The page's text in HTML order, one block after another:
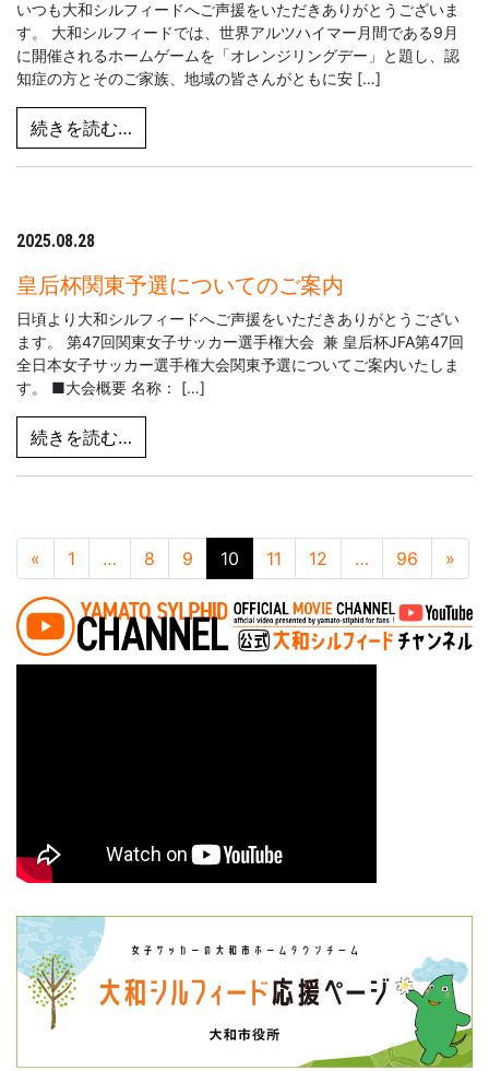
いつも大和シルフィードへご声援をいただきありがとうございま
す。 大和シルフィードでは、世界アルツハイマー月間である9月
に開催されるホームゲームを「オレンジリングデー」と題し、認
知症の方とそのご家族、地域の皆さんがともに安 […]
続きを読む…
2025.08.28
皇后杯関東予選についてのご案内
日頃より大和シルフィードへご声援をいただきありがとうござい
ます。 第47回関東女子サッカー選手権大会 兼 皇后杯JFA第47回
全日本女子サッカー選手権大会関東予選についてご案内いたしま
す。 ■大会概要 名称： […]
続きを読む…
投稿ナビゲーション
« 1 … 8 9 10 11 12 … 96 »